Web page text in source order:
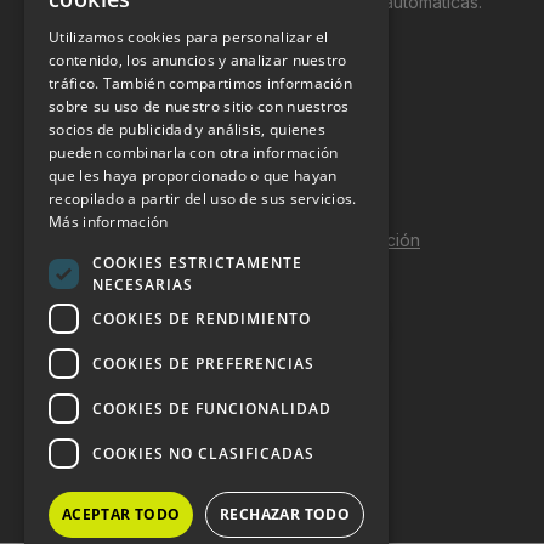
INFORMACIÓN LEGAL
Aviso Legal
Política de Privacidad
Política de Cookies
Política de calidad y seguridad de la información
Contacto
DOSSIER Y CONTRATACIÓN
Dossier 2026 (ES)
Dossier 2026 (EN)
Utilizamos cookies para personalizar el
contenido, los anuncios y analizar nuestro
tráfico. También compartimos información
sobre su uso de nuestro sitio con nuestros
socios de publicidad y análisis, quienes
pueden combinarla con otra información
que les haya proporcionado o que hayan
recopilado a partir del uso de sus servicios.
Más información
COOKIES ESTRICTAMENTE
NECESARIAS
COOKIES DE RENDIMIENTO
COOKIES DE PREFERENCIAS
COOKIES DE FUNCIONALIDAD
COOKIES NO CLASIFICADAS
ACEPTAR TODO RECHAZAR TODO